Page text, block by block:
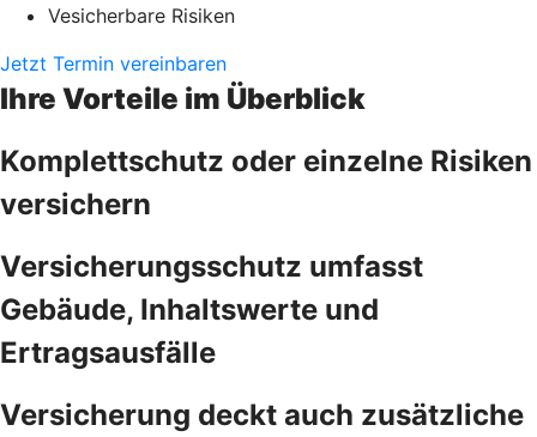
Vesicherbare Risiken
Jetzt Termin vereinbaren
Ihre Vorteile im Überblick
Komplettschutz oder einzelne Risiken
versichern
Versicherungsschutz umfasst
Gebäude, Inhaltswerte und
Ertragsausfälle
Versicherung deckt auch zusätzliche